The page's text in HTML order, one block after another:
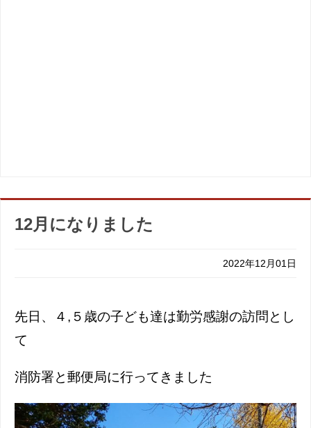
12月になりました
2022年12月01日
先日、４,５歳の子ども達は勤労感謝の訪問とし
て
消防署と郵便局に行ってきました